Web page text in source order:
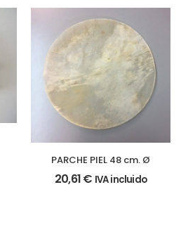
PARCHE PIEL 48 cm. Ø
20,61€ IVA incluido